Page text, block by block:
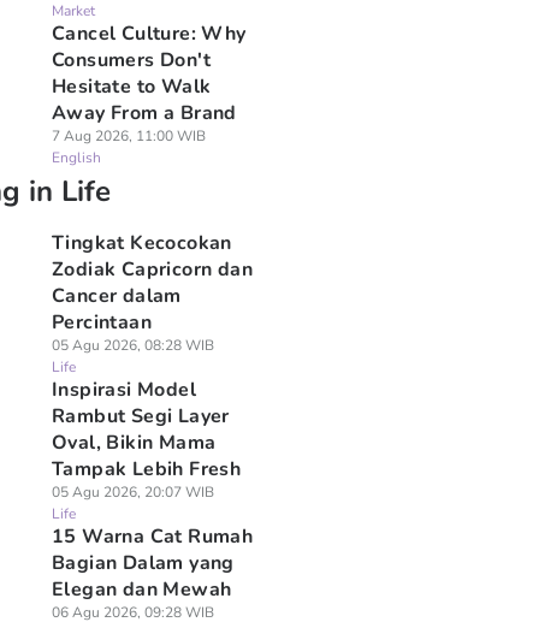
Market
Cancel Culture: Why
Consumers Don't
Hesitate to Walk
Away From a Brand
7 Aug 2026, 11:00 WIB
English
in Life
Tingkat Kecocokan
Zodiak Capricorn dan
Cancer dalam
Percintaan
05 Agu 2026, 08:28 WIB
Life
Inspirasi Model
Rambut Segi Layer
Oval, Bikin Mama
Tampak Lebih Fresh
05 Agu 2026, 20:07 WIB
Life
15 Warna Cat Rumah
Bagian Dalam yang
Elegan dan Mewah
06 Agu 2026, 09:28 WIB